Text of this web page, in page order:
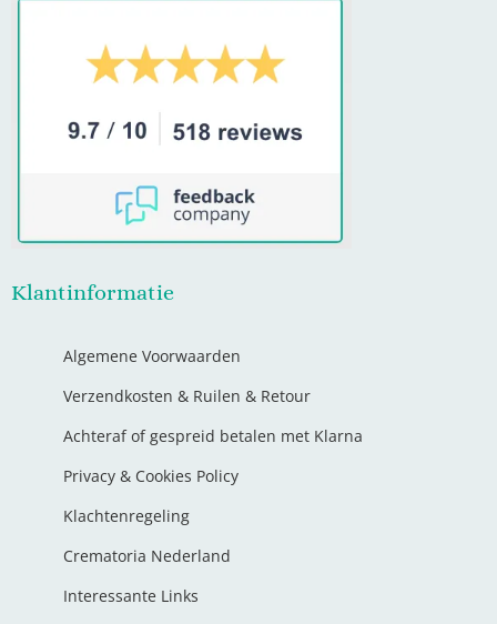
Klantinformatie
Algemene Voorwaarden
Verzendkosten & Ruilen & Retour
Achteraf of gespreid betalen met Klarna
Privacy & Cookies Policy
Klachtenregeling
Crematoria Nederland
Interessante Links